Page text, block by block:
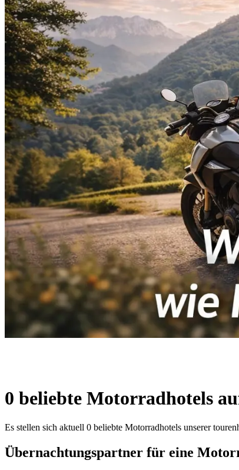
0 beliebte Motorradhotels
Es stellen sich aktuell 0 beliebte Motorradhotels unserer
Übernachtungspartner für eine